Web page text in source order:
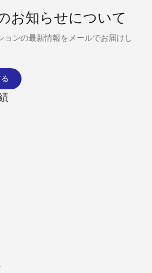
お知らせについて
ョンの最新情報をメールでお届けし